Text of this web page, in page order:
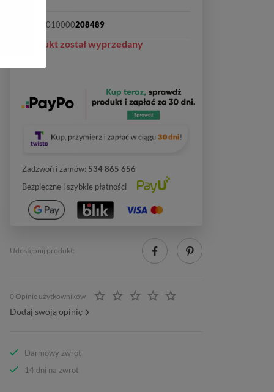
2010000208489
Produkt został wyprzedany
Zadzwoń i zamów: 534 865 656
Bezpieczne i szybkie płatności
Udostępnij produkt:
0 Opinie użytkowników
Dodaj swoją opinię
Darmowy zwrot
14 dni na zwrot